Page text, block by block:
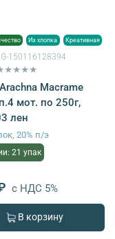
Из хлопка Креативная
G-150116128394
★★★★★
Macrame
мот. по 250г,
лен
20% п/э
21 упак
с НДС 5%
В корзину